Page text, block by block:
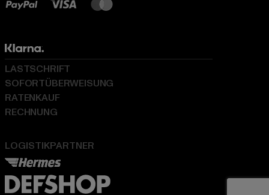
LOGISTIKPARTNER
LASTSCHRIFT
SOFORTÜBERWEISUNG
RATENKAUF
RECHNUNG